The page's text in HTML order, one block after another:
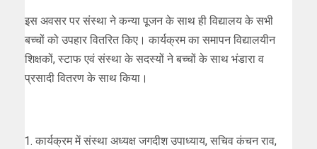
इस अवसर पर संस्था ने कन्या पूजन के साथ ही विद्यालय के सभी
बच्चों को उपहार वितरित किए। कार्यक्रम का समापन विद्यालयीन
शिक्षकों, स्टाफ एवं संस्था के सदस्यों ने बच्चों के साथ भंडारा व
प्रसादी वितरण के साथ किया।
कार्यक्रम में संस्था अध्यक्ष जगदीश उपाध्याय, सचिव कंचन राव,